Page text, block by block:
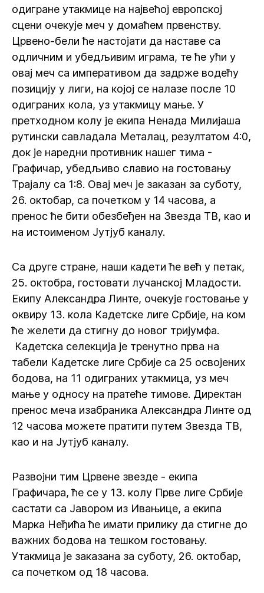
одигране утакмице на највећој европској
сцени очекује меч у домаћем првенству.
Црвено-бели ће настојати да наставе са
одличним и убедљивим играма, те ће ући у
овај меч са императивом да задрже водећу
позицију у лиги, на којој се налазе после 10
одиграних кола, уз утакмицу мање. У
претходном колу је екипа Ненада Милијаша
рутински савладала Металац, резултатом 4:0,
док је наредни противник нашег тима -
Графичар, убедљиво славио на гостовању
Трајалу са 1:8. Овај меч је заказан за суботу,
26. октобар, са почетком у 14 часова, а
пренос ће бити обезбеђен на Звезда ТВ, као и
на истоименом Јутјуб каналу.
Са друге стране, наши кадети ће већ у петак,
25. октобра, гостовати лучанској Младости.
Екипу Александра Линте, очекује гостовање у
оквиру 13. кола Кадетске лиге Србије, на ком
ће желети да стигну до новог тријумфа.
Кадетска селекција је тренутно прва на
табели Кадетске лиге Србије са 25 освојених
бодова, на 11 одиграних утакмица, уз меч
мање у односу на пратеће тимове. Директан
пренос меча изабраника Александра Линте од
12 часова можете пратити путем Звезда ТВ,
као и на Јутјуб каналу.
Развојни тим Црвене звезде - екипа
Графичара, ће се у 13. колу Прве лиге Србије
састати са Јавором из Ивањице, а екипа
Марка Неђића ће имати прилику да стигне до
важних бодова на тешком гостовању.
Утакмица је заказана за суботу, 26. октобар,
са почетком од 18 часова.